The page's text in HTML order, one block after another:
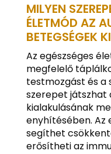
MILYEN
ÉLETMÓD AZ
BETEGSÉGEK
Az egészséges
megfelelő
testmozgást és a
szerepet játszhat
kialakulásának
enyhítésében. Az
segíthet
erősítheti az